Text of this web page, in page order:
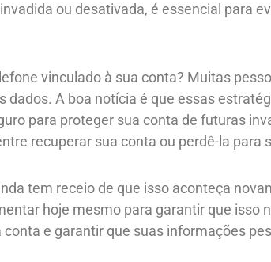
ou desativada, é essencial para
vinculado à sua conta? Muitas
A boa notícia é que essas
para proteger sua conta de futuras
recuperar sua conta ou perdê-la para
tem receio de que isso aconteça
hoje mesmo para garantir que isso
e garantir que suas informações